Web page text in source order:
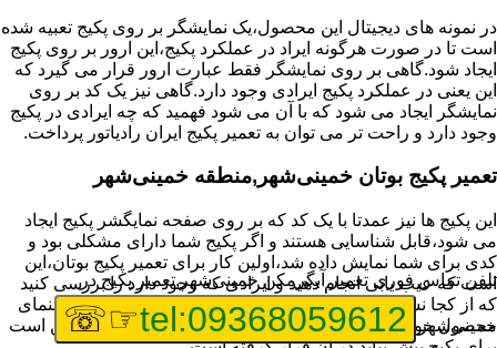
در نمونه های دیجیتال این محصول،یک نمایشگر بر روی پکیج تعبیه شده
است تا در صورت هرگونه ایراد در عملکرد پکیج،این ارور بر روی پکیج
ایجاد شود.گاهی بر روی نمایشگر فقط عبارت ارور قرار می گیرد که
این یعنی در عملکرد پکیج ایرادی وجود دارد.گاهی نیز یک کد بر روی
نمایشگر ایجاد می شود که با آن می شود فهمید که چه ایرادی در پکیج
وجود دارد و راحت تر می توان به تعمیر پکیج ایران رادیاتور پرداخت.
تعمیر پکیج بوتان خمینی‌شهر,منطقه خمینی‌شهر
این پکیج ها نیز عمدتا با یک کد که بر روی صفحه نمایگشر پکیج ایجاد
می شود،قابل شناسایی هستند و اگر پکیج شما دارای مشکلی بود و
کدی برای شما نمایش داده شد،اولین کار برای تعمیر پکیج بوتان،این
است که عیب یابی انجام دهید و ایرادی که وجود دارد را بررسی کنید
که از کجا نشات می گیرد.برای این کار می توانید به دفترچه راهنمای
محصول خود مراجعه کنید که معمولا تمامی ایرادهایی که ممکن است
تلفن تماس فوری تعمیر آبگرمکن خمینی‌شهر,تعمیر پکیج در
خمینی‌شهر tel:09368059612
☞☏